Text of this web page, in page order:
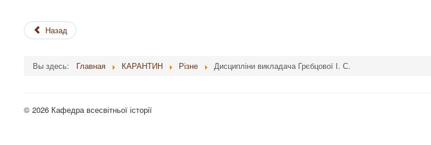
Назад
Вы здесь: Главная КАРАНТИН Різне Дисципліни викладача Грєбцової І. С.
© 2026 Кафедра всесвітньої історії